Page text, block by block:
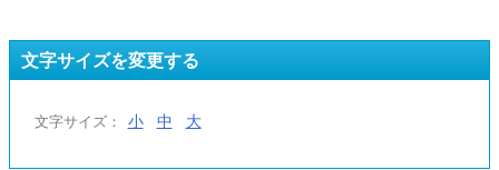
文字サイズを変更する
文字サイズ： 小 中 大